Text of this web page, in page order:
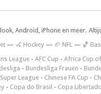
Android, iPhone en meer.
— 🏑 Hockey — 🏈 NFL — 🏀
League - AFC Cup - Africa Cup
- Bundesliga Frauen -
League - Chinese FA Cup -
- Copa do Brasil - Copa